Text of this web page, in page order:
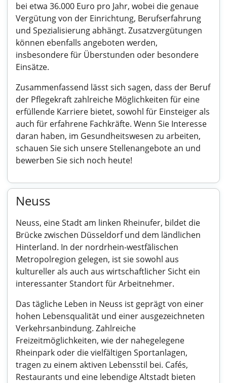
bei etwa 36.000 Euro pro Jahr, wobei die genaue
Vergütung von der Einrichtung, Berufserfahrung
und Spezialisierung abhängt. Zusatzvergütungen
können ebenfalls angeboten werden,
insbesondere für Überstunden oder besondere
Einsätze.
Zusammenfassend lässt sich sagen, dass der Beruf
der Pflegekraft zahlreiche Möglichkeiten für eine
erfüllende Karriere bietet, sowohl für Einsteiger als
auch für erfahrene Fachkräfte. Wenn Sie Interesse
daran haben, im Gesundheitswesen zu arbeiten,
schauen Sie sich unsere Stellenangebote an und
bewerben Sie sich noch heute!
Neuss
Neuss, eine Stadt am linken Rheinufer, bildet die
Brücke zwischen Düsseldorf und dem ländlichen
Hinterland. In der nordrhein-westfälischen
Metropolregion gelegen, ist sie sowohl aus
kultureller als auch aus wirtschaftlicher Sicht ein
interessanter Standort für Arbeitnehmer.
Das tägliche Leben in Neuss ist geprägt von einer
hohen Lebensqualität und einer ausgezeichneten
Verkehrsanbindung. Zahlreiche
Freizeitmöglichkeiten, wie der nahegelegene
Rheinpark oder die vielfältigen Sportanlagen,
tragen zu einem aktiven Lebensstil bei. Cafés,
Restaurants und eine lebendige Altstadt bieten